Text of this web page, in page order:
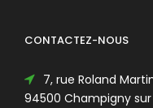
CONTACTEZ-NOUS
7, rue Roland
94500 Champigny